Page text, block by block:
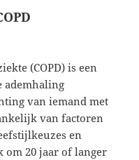
(COPD) is een
ademhaling
van iemand met
van factoren
en
om 20 jaar of langer